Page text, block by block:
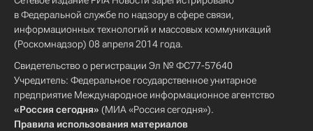
в Федеральной службе по надзору в сфере связи,
информационных технологий и массовых коммуникаций
(Роскомнадзор) 08 апреля 2014 года.
Свидетельство о регистрации Эл № ФС77-57640
Учредитель: Федеральное государственное унитарное
предприятие Международное информационное агентство
«Россия сегодня» (МИА «Россия сегодня»).
Правила использования материалов